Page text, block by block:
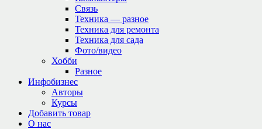
Связь
Техника — разное
Техника для ремонта
Техника для сада
Фото/видео
Хобби
Разное
Инфобизнес
Авторы
Курсы
Добавить товар
О нас